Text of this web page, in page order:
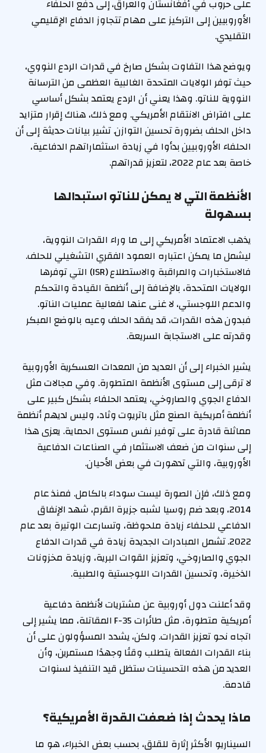
على حروب في أفغانستان والعراق، إلى دفع الحلفاء
الأوروبيين إلى التركيز على مهام تتجاوز الدفاع الإقليمي
التقليدي.
ويوضح هذا التفاوت بشكل صارخ في قدرات الردع النووي،
حيث توفر الولايات المتحدة الغالبية العظمى من الترسانة
النووية للناتو. وهذا يعني أن الردع يعتمد بشكل أساسي
على افتراض الانتقام الأمريكي. ومع ذلك، هناك إقرار متزايد
داخل الحلف بضرورة تحسين التوازن. تشير بيانات حديثة إلى أن
الحلفاء الأوروبيين بدأوا في زيادة استثماراتهم الدفاعية،
خاصة بعد عام 2022، لتعزيز قدراتهم.
الأنظمة التي لا يمكن للناتو استبدالها
بسهولة
يذهب الاعتماد الأمريكي إلى ما وراء القدرات النووية،
ليشمل ما يمكن اعتباره العمود الفقري التشغيلي للحلف.
فالاستخبارات والمراقبة والاستطلاع (ISR) التي توفرها
الولايات المتحدة، بالإضافة إلى أنظمة القيادة والتحكم
والدعم اللوجستي، لا غنى عنها لفعالية عمليات الناتو.
فبدون هذه القدرات، قد يفقد الحلف وعيه بالوضع المبكر
وقدرته على الاستجابة السريعة.
يشير الخبراء إلى أن العديد من المعدات العسكرية الأوروبية
لا ترقى إلى مستوى الأنظمة المتطورة. وفي مجالات مثل
الدفاع الجوي والصاروخي، يعتمد الحلفاء بشكل كبير على
أنظمة أمريكية الصنع مثل باتريوت وثاد، وليس لديهم أنظمة
مماثلة قادرة على توفير نفس مستوى الحماية. يعزى هذا
إلى سنوات من ضعف الاستثمار في الصناعات الدفاعية
الأوروبية، والتي تدهورت في بعض الأحيان.
ومع ذلك، فإن الصورة ليست سوداء بالكامل. فمنذ عام
2014، وبعد ضم روسيا لشبه جزيرة القرم، شهد الإنفاق
الدفاعي للحلفاء زيادة ملحوظة، وتسارعت الوتيرة بعد عام
2022. تشمل المبادرات الجديدة زيادة في قدرات الدفاع
الجوي والصاروخي، وتعزيز القوات البرية، وزيادة مخزونات
الذخيرة، وتحسين القدرات اللوجستية والطبية.
وقد أعلنت دول أوروبية عن مشتريات لأنظمة دفاعية
أمريكية متطورة، مثل طائرات F-35 المقاتلة، مما يشير إلى
اتجاه نحو تعزيز القدرات. ولكن، يشدد المسؤولون على أن
بناء القدرات الفعالة يتطلب وقتًا وجهدًا مستمرين، وأن
العديد من هذه التحسينات ستظل قيد التنفيذ لسنوات
قادمة.
ماذا يحدث إذا ضعفت القدرة الأمريكية؟
السيناريو الأكثر إثارة للقلق، بحسب بعض الخبراء، هو ما